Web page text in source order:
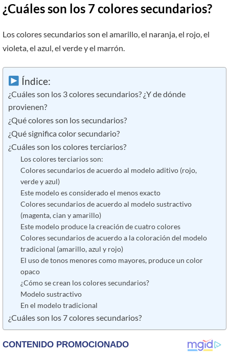
¿Cuáles son los 7 colores secundarios?
Los colores secundarios son el amarillo, el naranja, el rojo, el
violeta, el azul, el verde y el marrón.
Índice:
¿Cuáles son los 3 colores secundarios? ¿Y de dónde
provienen?
¿Qué colores son los secundarios?
¿Qué significa color secundario?
¿Cuáles son los colores terciarios?
Los colores terciarios son:
Colores secundarios de acuerdo al modelo aditivo (rojo,
verde y azul)
Este modelo es considerado el menos exacto
Colores secundarios de acuerdo al modelo sustractivo
(magenta, cian y amarillo)
Este modelo produce la creación de cuatro colores
Colores secundarios de acuerdo a la coloración del modelo
tradicional (amarillo, azul y rojo)
El uso de tonos menores como mayores, produce un color
opaco
¿Cómo se crean los colores secundarios?
Modelo sustractivo
En el modelo tradicional
¿Cuáles son los 7 colores secundarios?